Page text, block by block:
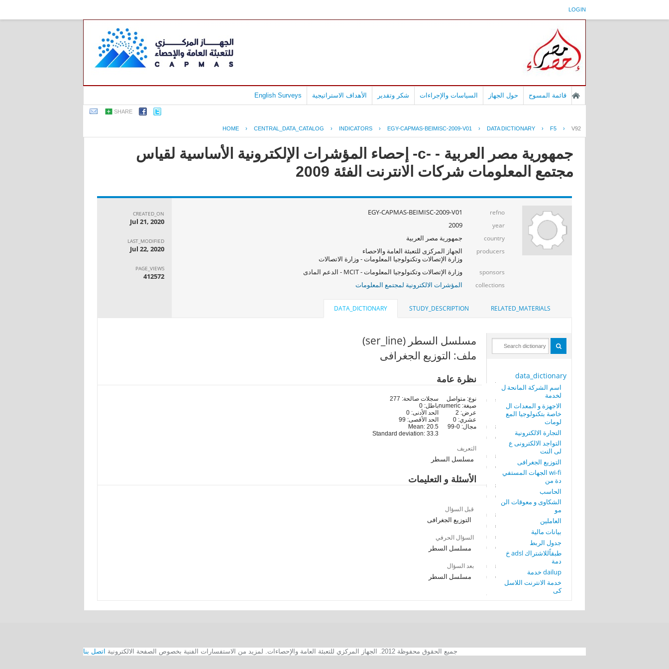
LOGIN
قائمة المسوح حول الجهاز السياسات والإجراءات شكر وتقدير الأهداف الاستراتيجية English Surveys
SHARE
HOME › CENTRAL_DATA_CATALOG › INDICATORS › EGY-CAPMAS-BEIMISC-2009-V01 › DATA DICTIONARY › F5 › V92
جمهورية مصر العربية - -c- إحصاء المؤشرات الإلكترونية الأساسية لقياس
مجتمع المعلومات شركات الانترنت الفئة 2009
refno
EGY-CAPMAS-BEIMISC-2009-V01
year
2009
country جمهورية مصر العربية
producers
الجهاز المركزى للتعبئة العامة والاحصاء
وزارة الإتصالات وتكنولوجيا المعلومات - وزارة الاتصالات
sponsors وزارة الإتصالات وتكنولوجيا المعلومات - MCIT - الدعم المادى
collections المؤشرات الالكترونية لمجتمع المعلومات
CREATED_ON
Jul 21, 2020
LAST_MODIFIED
Jul 22, 2020
PAGE_VIEWS
412572
RELATED_MATERIALS
STUDY_DESCRIPTION
DATA_DICTIONARY
data_dictionary
اسم الشركة المانحة ل
لخدمة
الاجهزة و المعدات ال
خاصة بتكنولوجيا المع
لومات
التجارة الالكترونية
التواجد الالكترونى ع
لى النت
التوزيع الجغرافى
wi-fi الجهات المستفي
دة من
الحاسب
الشكاوى و معوقات الن
مو
العاملين
بيانات مالية
جدول الربط
طبقاًللاشتراك adsl خ
دمة
dailup خدمة
خدمة الانترنت اللاسل
كى
مسلسل السطر (ser_line)
ملف: التوزيع الجغرافى
نظرة عامة
نوع: متواصل
صيغة: numeric
عرض: 2
عشري: 0
مجال: 0-99
سجلات صالحة: 277
باطل: 0
الحد الأدنى: 0
الحد الأقصى: 99
Mean: 20.5
Standard deviation: 33.3
التعريف
مسلسل السطر
الأسئلة و التعليمات
قبل السؤال
التوزيع الجغرافى
السؤال الحرفي
مسلسل السطر
بعد السؤال
مسلسل السطر
جميع الحقوق محفوظة 2012. الجهاز المركزي للتعبئة العامة والإحصاءات. لمزيد من الاستفسارات الفنية بخصوص الصفحة الالكترونية اتصل بنا